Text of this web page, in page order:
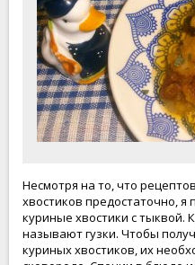
Несмотря на то, что
хвостиков предостаточно, я
куриные хвостики с тыквой.
называют гузки. Чтобы
куриных хвостиков, их